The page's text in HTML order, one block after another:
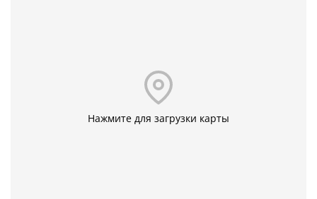
Нажмите для загрузки карты